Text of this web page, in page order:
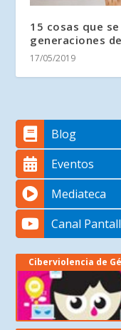
15 cosas que
generaciones
17/05/2019
Blog
Eventos
Mediateca
Canal
Ciberviolencia de